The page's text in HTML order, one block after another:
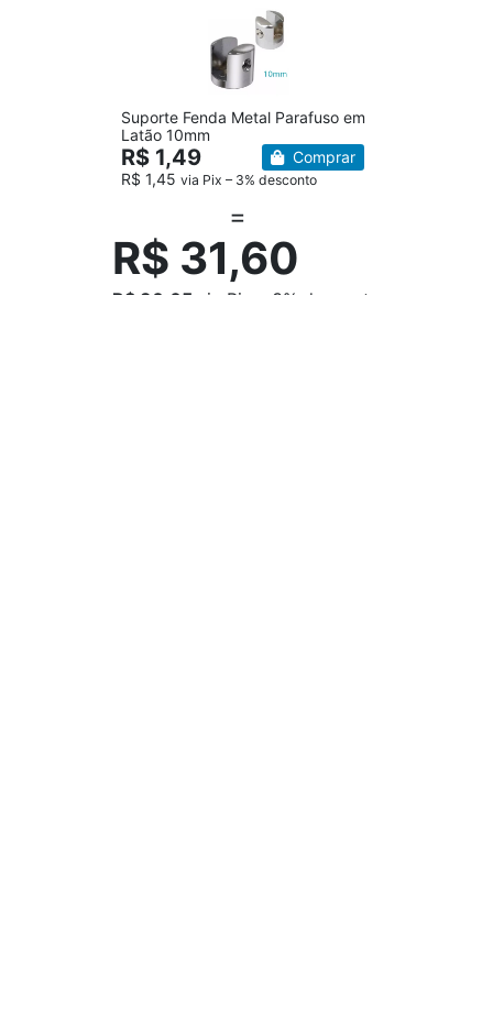
Suporte Fenda Metal Parafuso em
Latão 10mm
R$ 1,49
R$ 1,45 via Pix – 3% desconto
Comprar
R$ 31,60
R$ 30,65 via Pix – 3% desconto